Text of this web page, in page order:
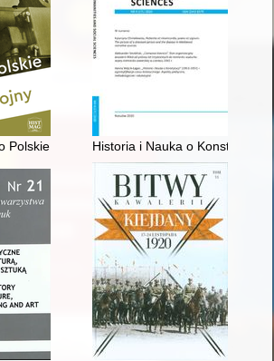
Polskie w cieniu zimnej wojnyHistoria i Nauka o Konstytucji"